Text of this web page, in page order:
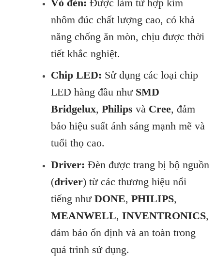
Vỏ đèn: Được làm từ hợp kim
nhôm đúc chất lượng cao, có khả
năng chống ăn mòn, chịu được thời
tiết khắc nghiệt.
Chip LED: Sử dụng các loại chip
LED hàng đầu như SMD
Bridgelux, Philips và Cree, đảm
bảo hiệu suất ánh sáng mạnh mẽ và
tuổi thọ cao.
Driver: Đèn được trang bị bộ nguồn
(driver) từ các thương hiệu nổi
tiếng như DONE, PHILIPS,
MEANWELL, INVENTRONICS,
đảm bảo ổn định và an toàn trong
quá trình sử dụng.